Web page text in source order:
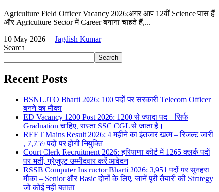
Agriculture Field Officer Vacancy 2026;अगर आप 12वीं Science पास हैं
और Agriculture Sector में Career बनाना चाहते हैं,...
10 May 2026 | Jagdish Kumar
Search
Search
Recent Posts
BSNL JTO Bharti 2026: 100 पदों पर सरकारी Telecom Officer
बनने का मौका
ED Vacancy 1200 Post 2026: 1200 से ज्यादा पद – सिर्फ
Graduation चाहिए, रास्ता SSC CGL से जाता है।
REET Mains Result 2026: 4 महीने का इंतजार खत्म – रिजल्ट जारी
, 7,759 पदों पर होगी नियुक्ति
Court Clerk Recruitment 2026: हरियाणा कोर्ट में 1265 क्लर्क पदों
पर भर्ती, ग्रेजुएट उम्मीदवार करें आवेदन
RSSB Computer Instructor Bharti 2026: 3,951 पदों पर सुनहरा
मौका – Senior और Basic दोनों के लिए, जानें पूरी तैयारी की Strategy
जो कोई नहीं बताता